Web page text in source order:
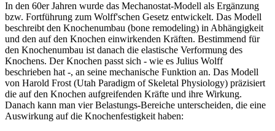
In den 60er Jahren wurde das Mechanostat-Modell als Ergänzung
bzw. Fortführung zum Wolff'schen Gesetz entwickelt. Das Modell
beschreibt den Knochenumbau (bone remodeling) in Abhängigkeit
und den auf den Knochen einwirkenden Kräften. Bestimmend für
den Knochenumbau ist danach die elastische Verformung des
Knochens. Der Knochen passt sich - wie es Julius Wolff
beschrieben hat -, an seine mechanische Funktion an. Das Modell
von Harold Frost (Utah Paradigm of Skeletal Physiology) präzisiert
die auf den Knochen aufgreifenden Kräfte und ihre Wirkung.
Danach kann man vier Belastungs-Bereiche unterscheiden, die eine
Auswirkung auf die Knochenfestigkeit haben: